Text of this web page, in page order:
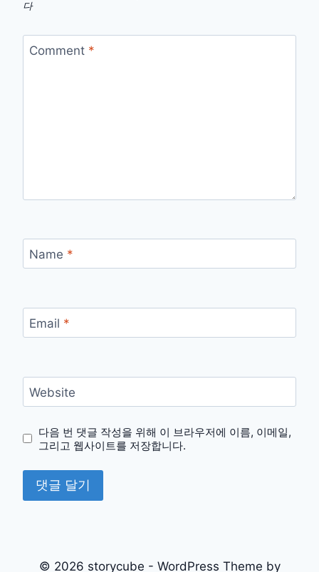
다
Comment *
Name *
Email *
Website
다음 번 댓글 작성을 위해 이 브라우저에 이름, 이메일,
그리고 웹사이트를 저장합니다.
© 2026 storycube - WordPress Theme by